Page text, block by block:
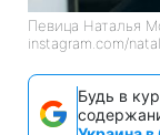
Певица Наталья
instagram.com/
Будь в